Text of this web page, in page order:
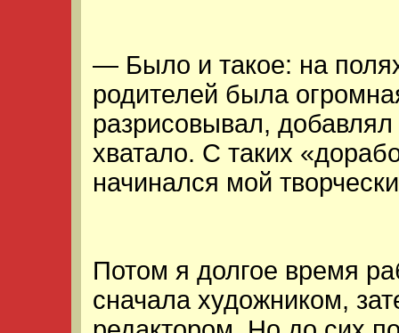
— Было и такое: на
родителей была
разрисовывал,
хватало. С таких
начинался мой
Потом я долгое время
сначала художником,